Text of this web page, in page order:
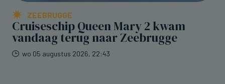
ZEEBRUGGE
Cruiseschip Queen Mary 2 kwam
vandaag terug naar Zeebrugge
wo 05 augustus 2026, 22:43